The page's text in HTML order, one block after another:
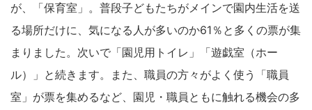
が、「保育室」。普段子どもたちがメインで園内生活を送
る場所だけに、気になる人が多いのか61％と多くの票が集
まりました。次いで「園児用トイレ」「遊戯室（ホー
ル）」と続きます。また、職員の方々がよく使う「職員
室」が票を集めるなど、園児・職員ともに触れる機会の多